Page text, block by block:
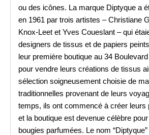
ou des icônes. La marque Diptyque a
en 1961 par trois artistes – Christiane
Knox-Leet et Yves Coueslant – qui
designers de tissus et de papiers
leur première boutique au 34
pour vendre leurs créations de tissus
sélection soigneusement choisie de
traditionnelles provenant de leurs
temps, ils ont commencé à créer leurs
et la boutique est devenue célèbre
bougies parfumées. Le nom